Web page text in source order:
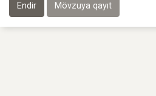
Endir Mövzuya qayıt